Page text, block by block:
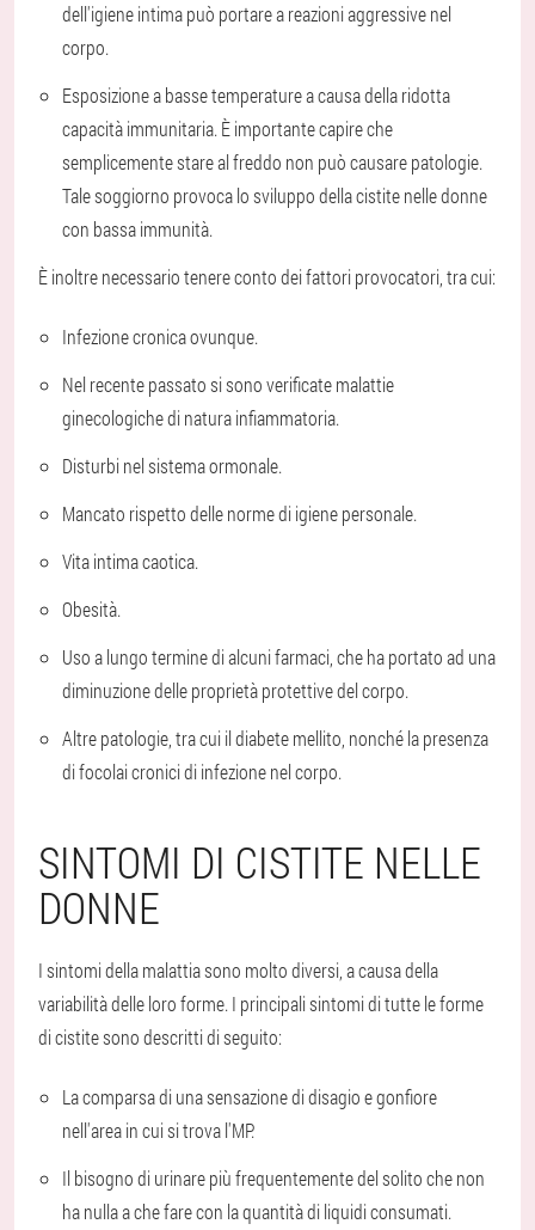
dell'igiene intima può portare a reazioni aggressive nel
corpo.
Esposizione a basse temperature a causa della ridotta
capacità immunitaria. È importante capire che
semplicemente stare al freddo non può causare patologie.
Tale soggiorno provoca lo sviluppo della cistite nelle donne
con bassa immunità.
È inoltre necessario tenere conto dei fattori provocatori, tra cui:
Infezione cronica ovunque.
Nel recente passato si sono verificate malattie
ginecologiche di natura infiammatoria.
Disturbi nel sistema ormonale.
Mancato rispetto delle norme di igiene personale.
Vita intima caotica.
Obesità.
Uso a lungo termine di alcuni farmaci, che ha portato ad una
diminuzione delle proprietà protettive del corpo.
Altre patologie, tra cui il diabete mellito, nonché la presenza
di focolai cronici di infezione nel corpo.
SINTOMI DI CISTITE NELLE
DONNE
I sintomi della malattia sono molto diversi, a causa della
variabilità delle loro forme. I principali sintomi di tutte le forme
di cistite sono descritti di seguito:
La comparsa di una sensazione di disagio e gonfiore
nell'area in cui si trova l'MP.
Il bisogno di urinare più frequentemente del solito che non
ha nulla a che fare con la quantità di liquidi consumati.